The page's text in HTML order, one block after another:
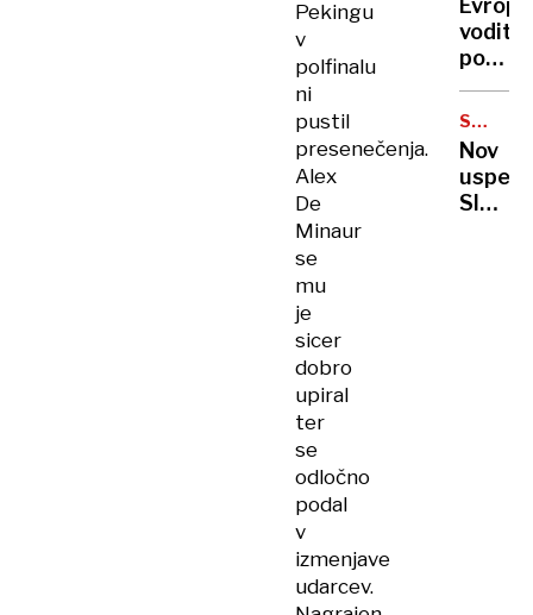
Pekingu
v
polfinalu
ni
pustil
presenečenja.
Alex
De
Minaur
se
mu
je
sicer
dobro
upiral
ter
se
odločno
podal
v
izmenjave
udarcev.
za
Parizu
11
načrt:
Čas
je,
da
se
Nov
uspeh!